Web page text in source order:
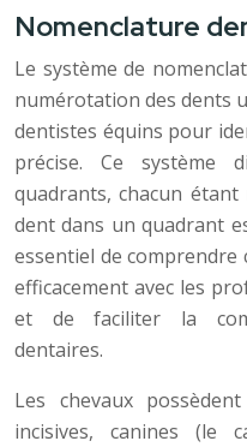
Nomenclature
Le système de
numérotation des dents
dentistes équins pour
précise. Ce système
quadrants, chacun
dent dans un quadrant
essentiel de
efficacement avec les
et de faciliter la
dentaires.
Les chevaux
incisives, canines (le